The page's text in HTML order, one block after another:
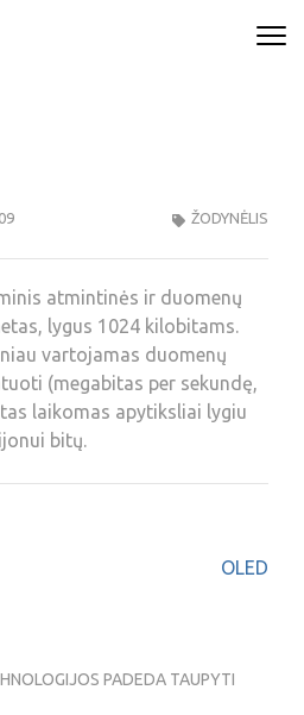
ŽODYNĖLIS
atmintinės ir duomenų
lygus 1024 kilobitams.
vartojamas duomenų
(megabitas per sekundę,
laikomas apytiksliai lygiu
bitų.
OLED
PADEDA TAUPYTI